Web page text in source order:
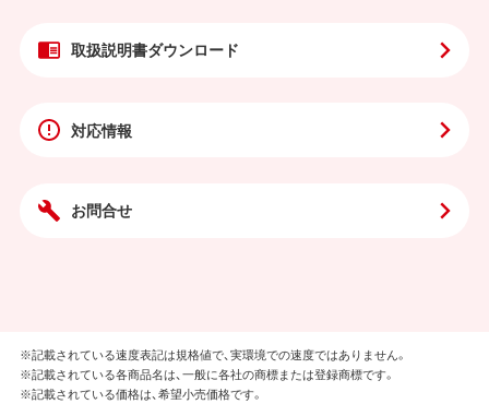
取扱説明書ダウンロード
対応情報
お問合せ
※記載されている速度表記は規格値で、実環境での速度ではありません。
※記載されている各商品名は、一般に各社の商標または登録商標です。
※記載されている価格は、希望小売価格です。